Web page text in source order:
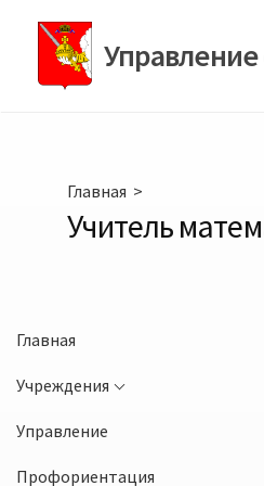
содержимому
Главная >
Учитель
Главная
Учреждения
Управление
Профориентация